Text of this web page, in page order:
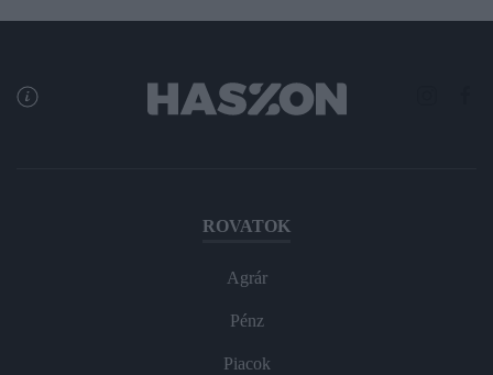
ROVATOK
Agrár
Pénz
Piacok